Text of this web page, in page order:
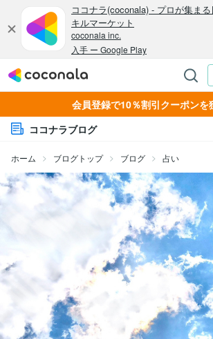
会員登録で10％割引クーポンを
ココナラブログ
ホーム ブログトップ ブログ 占い